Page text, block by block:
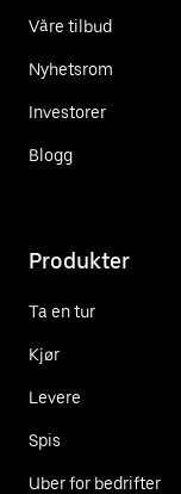
Våre tilbud
Nyhetsrom
Investorer
Blogg
Produkter
Ta en tur
Kjør
Levere
Spis
Uber for bedrifter